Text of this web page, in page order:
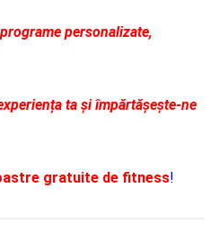
personalizate,
ta și împărtășește-ne
gratuite de fitness!